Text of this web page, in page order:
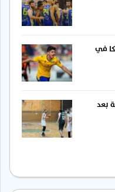
في